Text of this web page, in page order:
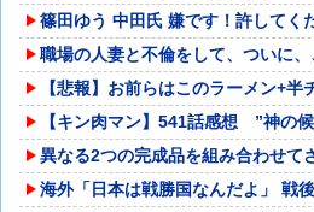
篠田ゆう 中田氏 嫌です！許してく
職場の人妻と不倫をして、ついに、
【悲報】お前らはこのラーメン+半
【キン肉マン】541話感想 ”神の
異なる2つの完成品を組み合わせて
海外「日本は戦勝国なんだよ」 戦